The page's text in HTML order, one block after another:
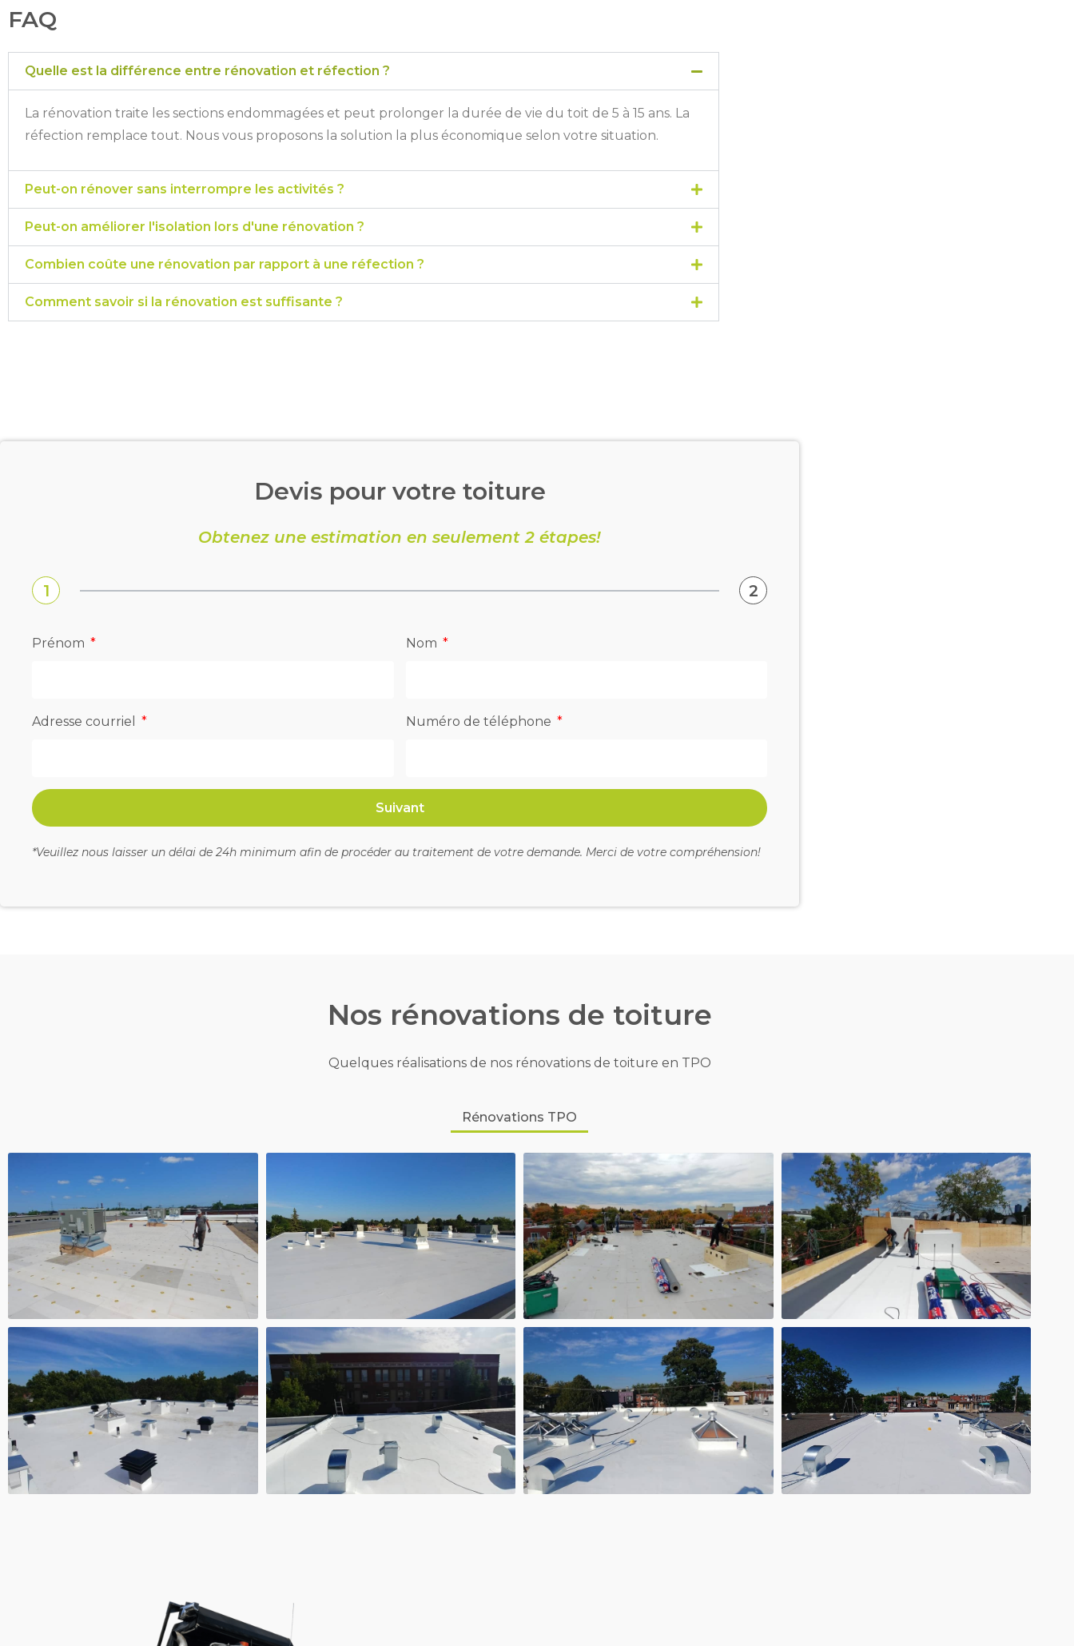
FAQ
Quelle est la différence entre rénovation et réfection ?
La rénovation traite les sections endommagées et peut prolonger la durée de vie du toit de 5 à 15 ans. La
réfection remplace tout. Nous vous proposons la solution la plus économique selon votre situation.
Peut-on rénover sans interrompre les activités ?
Peut-on améliorer l'isolation lors d'une rénovation ?
Combien coûte une rénovation par rapport à une réfection ?
Comment savoir si la rénovation est suffisante ?
Devis pour votre toiture
Obtenez une estimation en seulement 2 étapes!
1 2
Prénom Nom
Adresse courriel Numéro de téléphone
Suivant
*Veuillez nous laisser un délai de 24h minimum afin de procéder au traitement de votre demande. Merci de votre compréhension!
Nos rénovations de toiture
Quelques réalisations de nos rénovations de toiture en TPO
Rénovations TPO